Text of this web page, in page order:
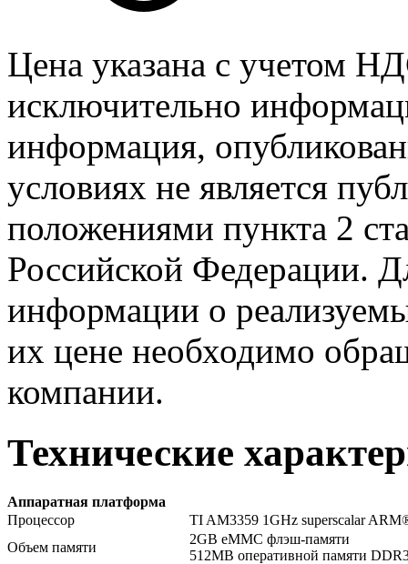
Цена указана с учетом
исключительно
информация,
условиях не является
положениями пункта 2
Российской Федерации.
информации о
их цене необходимо
компании.
Технические
Аппаратная платформа
Процессор
TI AM3359 1GHz superscalar
Объем памяти
2GB eMMC флэш-памяти
512MB оперативной памяти